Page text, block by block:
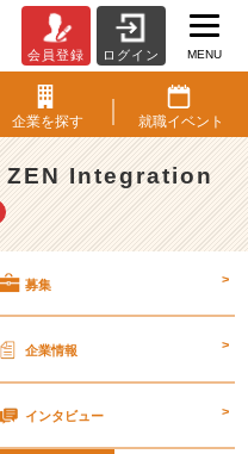
会員登録 ログイン MENU
企業を探す 就職イベント
ZEN Integration
募集 >
企業情報 >
インタビュー >